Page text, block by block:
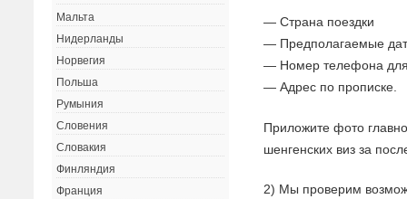
— Страна поездки
— Предполагаемые
— Номер телефона для
— Адрес по прописке.
Приложите фото
шенгенских виз за
2) Мы проверим
Мальта
Нидерланды
Норвегия
Польша
Румыния
Словения
Словакия
Финляндия
Франция